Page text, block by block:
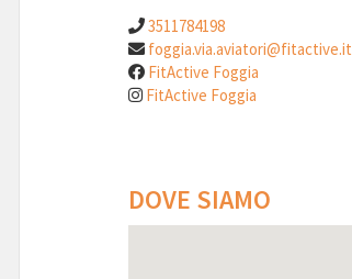
3511784198
foggia.via.aviatori@fitactive.it
FitActive Foggia
FitActive Foggia
DOVE SIAMO